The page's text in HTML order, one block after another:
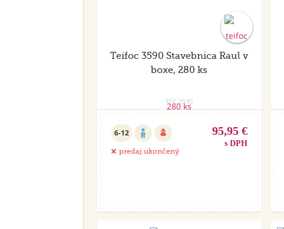
Teifoc 3590 Stavebnica Raul v
boxe, 280 ks
TFC.3590
6-12
predaj ukončený
95,95 €
s DPH